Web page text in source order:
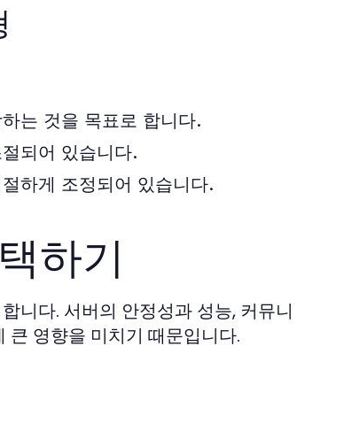
는 것을 목표로 합니다.
되어 있습니다.
하게 조정되어 있습니다.
하기
니다. 서버의 안정성과 성능, 커뮤니
큰 영향을 미치기 때문입니다.